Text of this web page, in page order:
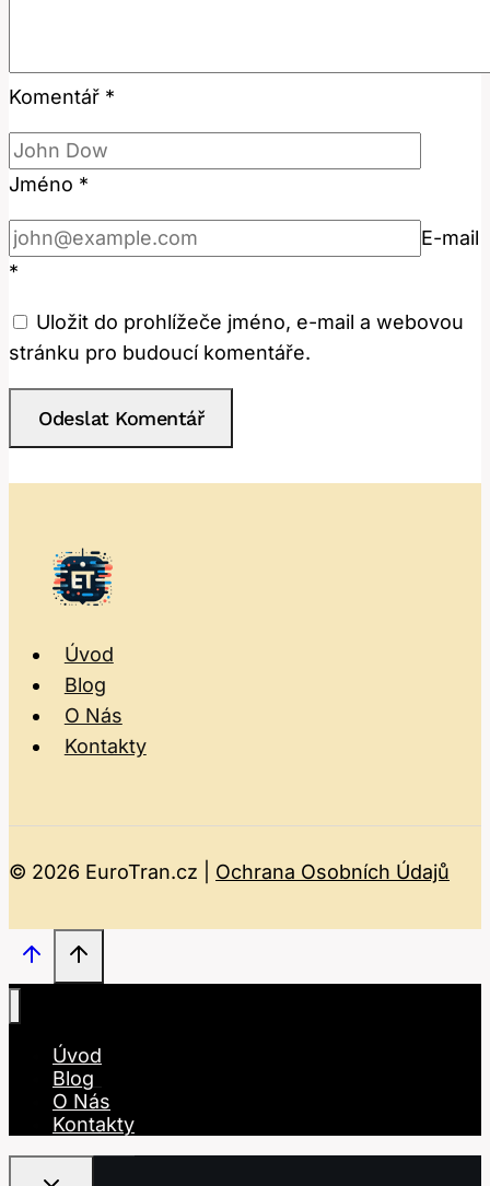
Komentář *
Jméno *
E-mail
*
Uložit do prohlížeče jméno, e-mail a webovou
stránku pro budoucí komentáře.
Úvod
Blog
O Nás
Kontakty
© 2026 EuroTran.cz | Ochrana Osobních Údajů
Úvod
Blog
O Nás
Kontakty